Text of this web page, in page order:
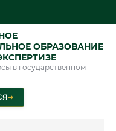
ОБРАЗОВАНИЕ
в государственном
➜